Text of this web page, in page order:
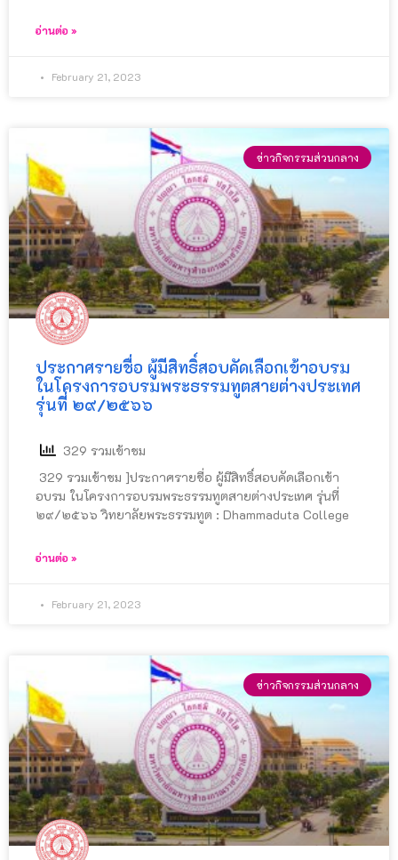
อ่านต่อ »
February 21, 2023
ข่าวกิจกรรมส่วนกลาง
ประกาศรายชื่อ ผู้มีสิทธิ์สอบคัดเลือกเข้าอบรม
ในโครงการอบรมพระธรรมทูตสายต่างประเทศ
รุ่นที่ ๒๙/๒๕๖๖
329 รวมเข้าชม
329 รวมเข้าชม ]ประกาศรายชื่อ ผู้มีสิทธิ์สอบคัดเลือกเข้า
อบรม ในโครงการอบรมพระธรรมทูตสายต่างประเทศ รุ่นที่
๒๙/๒๕๖๖ วิทยาลัยพระธรรมทูต : Dhammaduta College
อ่านต่อ »
February 21, 2023
ข่าวกิจกรรมส่วนกลาง